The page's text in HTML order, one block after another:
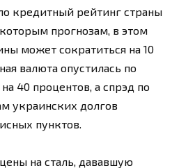
кредитный рейтинг страны
прогнозам, в этом
может сократиться на 10
валюта опустилась по
40 процентов, а спрэд по
украинских долгов
пунктов.
на сталь, дававшую